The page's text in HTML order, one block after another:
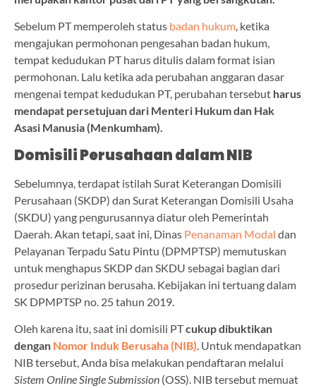
Sebelum PT memperoleh status badan hukum, ketika
mengajukan permohonan pengesahan badan hukum,
tempat kedudukan PT harus ditulis dalam format isian
permohonan. Lalu ketika ada perubahan anggaran dasar
mengenai tempat kedudukan PT, perubahan tersebut harus
mendapat persetujuan dari Menteri Hukum dan Hak
Asasi Manusia (Menkumham).
Domisili Perusahaan dalam NIB
Sebelumnya, terdapat istilah Surat Keterangan Domisili
Perusahaan (SKDP) dan Surat Keterangan Domisili Usaha
(SKDU) yang pengurusannya diatur oleh Pemerintah
Daerah. Akan tetapi, saat ini, Dinas Penanaman Modal dan
Pelayanan Terpadu Satu Pintu (DPMPTSP) memutuskan
untuk menghapus SKDP dan SKDU sebagai bagian dari
prosedur perizinan berusaha. Kebijakan ini tertuang dalam
SK DPMPTSP no. 25 tahun 2019.
Oleh karena itu, saat ini domisili PTcukup dibuktikan
dengan Nomor Induk Berusaha (NIB). Untuk mendapatkan
NIB tersebut, Anda bisa melakukan pendaftaran melalui
Sistem Online Single Submission (OSS). NIB tersebut memuat